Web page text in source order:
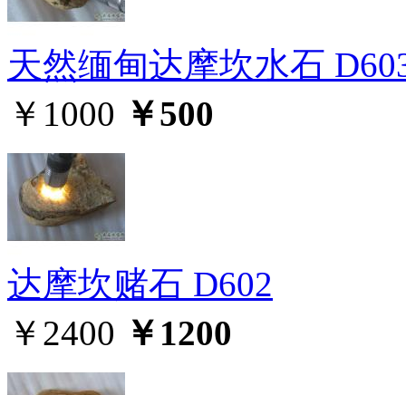
天然缅甸达摩坎水石
￥1000 ￥500
达摩坎赌石 D602
￥2400 ￥1200